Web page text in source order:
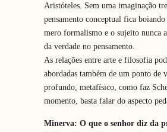
Aristóteles. Sem uma imaginação
pensamento conceptual fica
mero formalismo e o sujeito nunca
da verdade no pensamento.
As relações entre arte e filosofia
abordadas também de um ponto de
profundo, metafísico, como faz
momento, basta falar do aspecto
Minerva: O que o senhor diz da